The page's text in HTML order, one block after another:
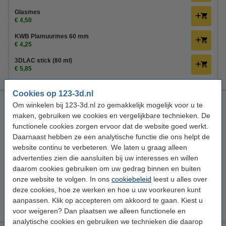
Cookies op 123-3d.nl
Om winkelen bij 123-3d.nl zo gemakkelijk mogelijk voor u te
maken, gebruiken we cookies en vergelijkbare technieken. De
functionele cookies zorgen ervoor dat de website goed werkt.
Daarnaast hebben ze een analytische functie die ons helpt de
website continu te verbeteren. We laten u graag alleen
advertenties zien die aansluiten bij uw interesses en willen
daarom cookies gebruiken om uw gedrag binnen en buiten
onze website te volgen. In ons cookiebeleid leest u alles over
deze cookies, hoe ze werken en hoe u uw voorkeuren kunt
aanpassen. Klik op accepteren om akkoord te gaan. Kiest u
voor weigeren? Dan plaatsen we alleen functionele en
analytische cookies en gebruiken we technieken die daarop
Glasmes
€ 4,50
KWB Plamuurmes 60 mm
€ 4,25
3DLAC stick (80 ml)
€ 5,85
Creality 3D Sonic Pad
Displays Creality 3D
Zwart
222 x 128 x 40 mm (LxBxH)
Bekijk de specificaties en beschrijving
Direct leverbaar
Morgen in huis
€ 180,00 Creality3D adviesprijs
€ 159,00 Bestellen